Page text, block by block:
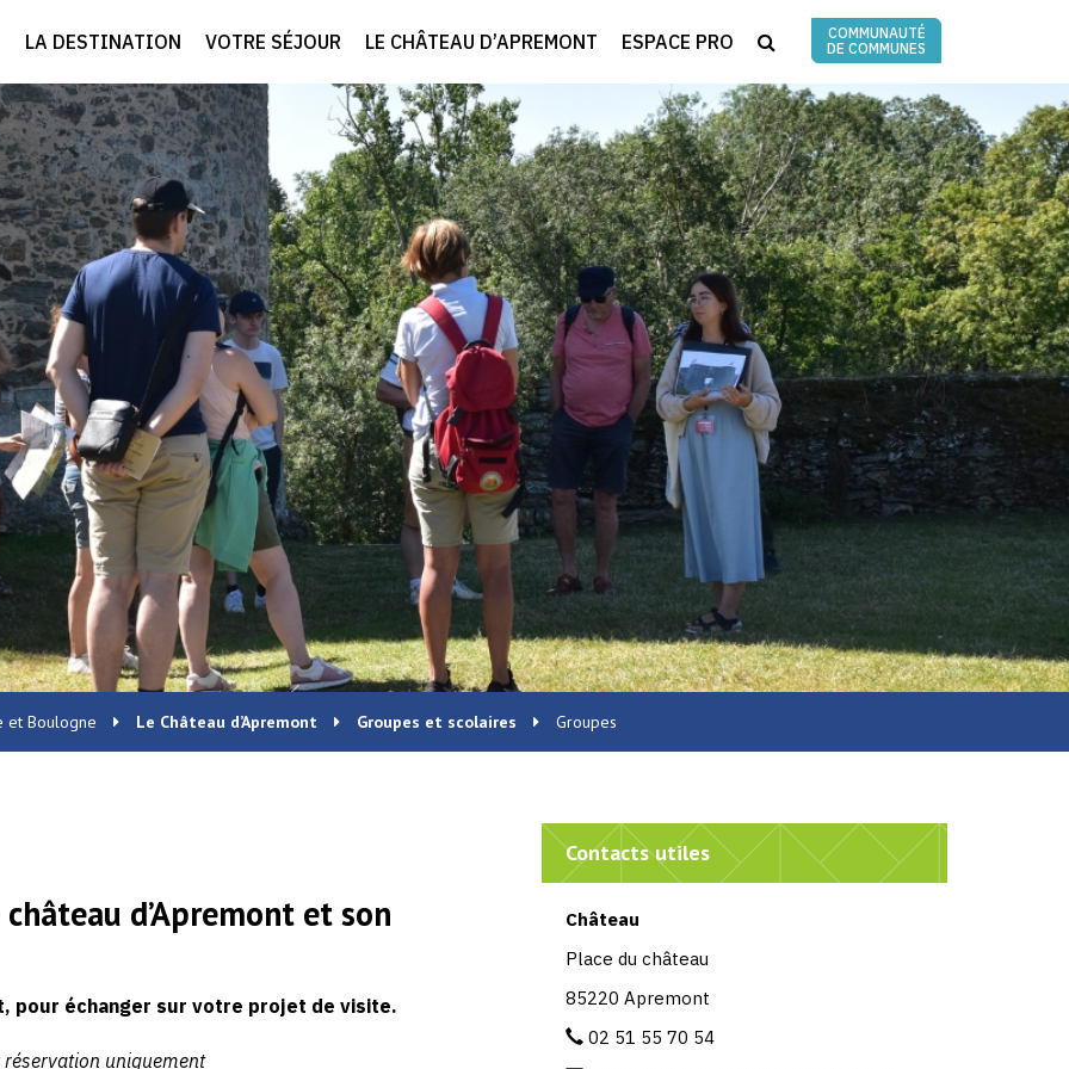
LA DESTINATION VOTRE SÉJOUR LE CHÂTEAU D’APREMONT ESPACE PRO RECHERCHE
COMMUNAUTÉ
DE COMMUNES
et Boulogne Le Château d’Apremont Groupes et scolaires Groupes
d’Apremont et son
pour échanger sur votre projet de visite.
uniquement
Contacts utiles
Château
Place du château
85220 Apremont
02 51 55 70 54